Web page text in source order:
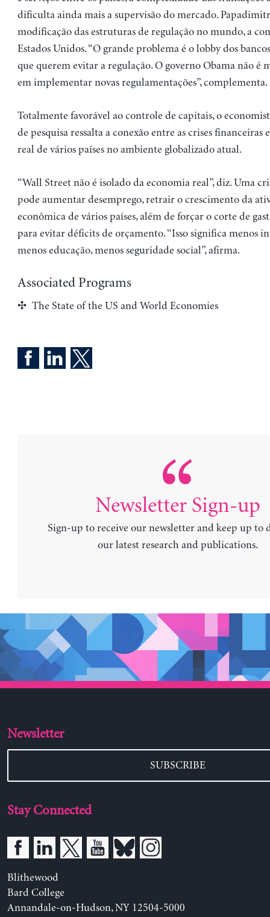
dificulta ainda mais a supervisão do mercado.
modificação das estruturas de regulação no mundo, a
Estados Unidos. “O grande problema é o lobby dos
que querem evitar a regulação. O governo Obama não é
em implementar novas regulamentações”, complementa.
Totalmente favorável ao controle de capitais, o
de pesquisa ressalta a conexão entre as crises financeiras
real de vários países no ambiente globalizado atual.
“Wall Street não é isolado da economia real”, diz. Uma
pode aumentar desemprego, retrair o crescimento da
econômica de vários países, além de forçar o corte de
para evitar déficits de orçamento. “Isso significa menos
menos educação, menos seguridade social”, afirma.
Associated Programs
The State of the US and World Economies
Newsletter Sign-up
Sign-up to receive our newsletter and keep up to
our latest research and publications.
Newsletter
SUBSCRIBE
Stay Connected
Blithewood
Bard College
Annandale-on-Hudson, NY 12504-5000